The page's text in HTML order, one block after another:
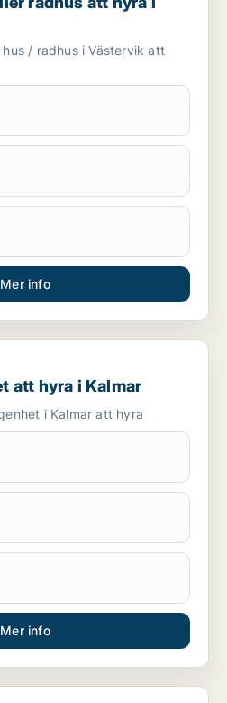
/ radhus i Västervik att
Mer info
i Kalmar
att hyra i Kalmar
i Kalmar att hyra
Mer info